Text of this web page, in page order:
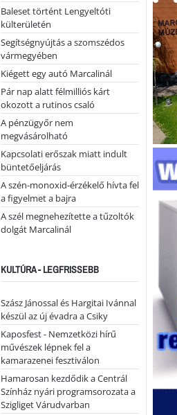
Baleset történt Lengyeltóti
külterületén
Segítségnyújtás a szomszédos
vármegyében
Kiégett egy autó Marcalinál
Pár nap alatt félmilliós kárt
okozott a rutinos csaló
A pénzügyőr nem
megvásárolható
Kapcsolati erőszak miatt indult
büntetőeljárás
A szén-monoxid-érzékelő hívta fel
a figyelmet a bajra
A szél megnehezítette a tűzoltók
dolgát Marcalinál
KULTÚRA - LEGFRISSEBB
Szász Jánossal és Hargitai Ivánnal
készül az új évadra a Csiky
Kaposfest - Nemzetközi hírű
művészek lépnek fel a
kamarazenei fesztiválon
Hamarosan kezdődik a Centrál
Színház nyári programsorozata a
Szigliget Várudvarban